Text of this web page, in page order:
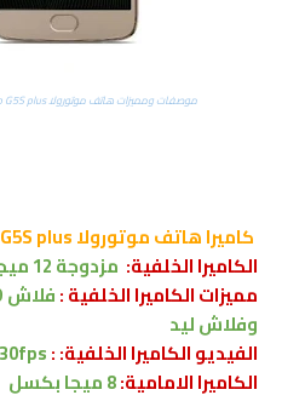
موصفات ومميزات هاتف موتورولا Motorola Moto G5S plus
كاميرا هاتفموتورولا Motorola MotoG5S plus
الكاميرا الخلفية: مزدوجة 12 ميجابكسل ،
مميزات الكاميرا الخلفية :فلاش LED ،
وفلاش ليد
الفيديو الكاميرا الخلفية: :
الكاميرا الامامية:8 ميجا بكسل